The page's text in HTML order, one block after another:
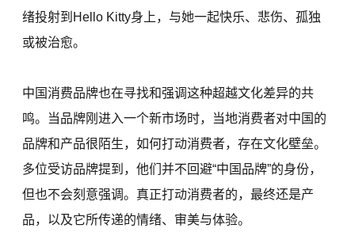
绪投射到Hello Kitty身上，与她一起快乐、悲伤、孤独
或被治愈。
中国消费品牌也在寻找和强调这种超越文化差异的共
鸣。当品牌刚进入一个新市场时，当地消费者对中国的
品牌和产品很陌生，如何打动消费者，存在文化壁垒。
多位受访品牌提到，他们并不回避“中国品牌”的身份，
但也不会刻意强调。真正打动消费者的，最终还是产
品，以及它所传递的情绪、审美与体验。